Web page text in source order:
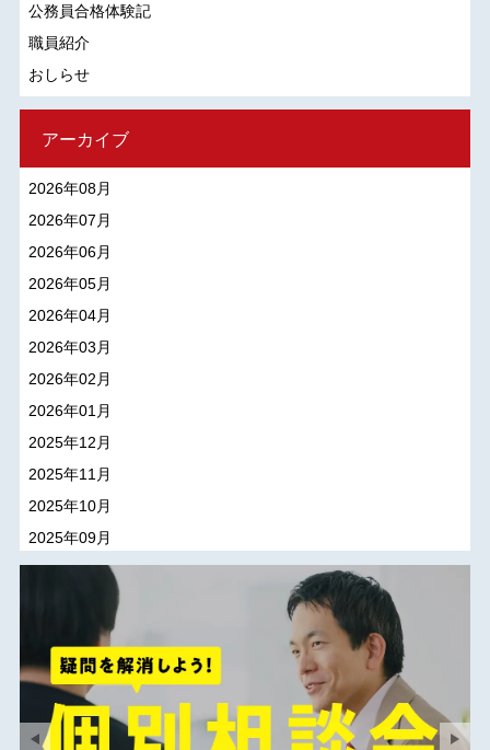
公務員合格体験記
職員紹介
おしらせ
アーカイブ
2026年08月
2026年07月
2026年06月
2026年05月
2026年04月
2026年03月
2026年02月
2026年01月
2025年12月
2025年11月
2025年10月
2025年09月
2025年08月
2025年06月
2025年05月
2025年04月
2025年03月